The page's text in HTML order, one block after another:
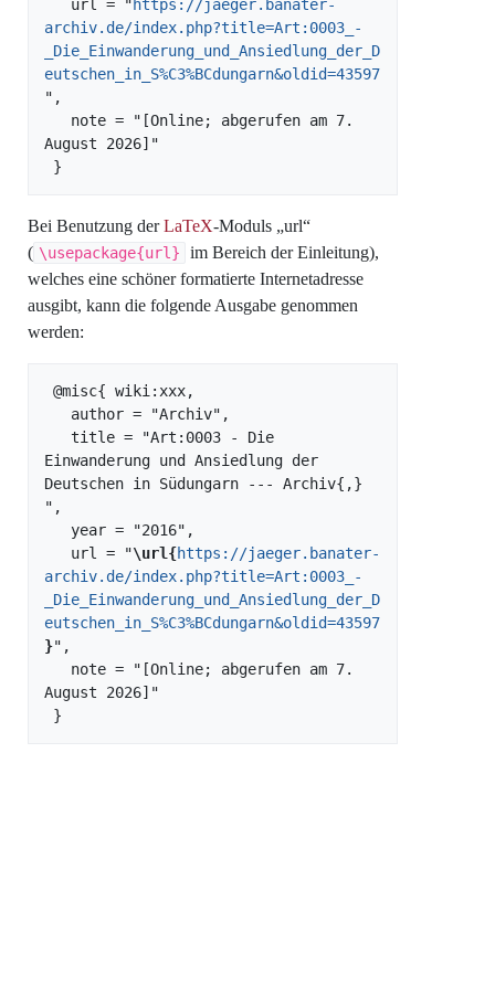
   url = "
https://jaeger.banater-
archiv.de/index.php?title=Art:0003_-
_Die_Einwanderung_und_Ansiedlung_der_D
eutschen_in_S%C3%BCdungarn&oldid=43597
",
August 2026]"
Bei Benutzung derLaTeX-Moduls „url“
( \usepackage{url}
im Bereich der Einleitung),
welches eine schöner formatierte Internetadresse
ausgibt, kann die folgende Ausgabe genommen
werden:
Einwanderung und Ansiedlung der
Deutschen in Südungarn --- Archiv{,}
",
   url = "
\url{https://jaeger.banater-
archiv.de/index.php?title=Art:0003_-
_Die_Einwanderung_und_Ansiedlung_der_D
eutschen_in_S%C3%BCdungarn&oldid=43597
}",
August 2026]"